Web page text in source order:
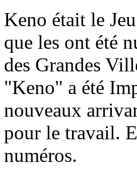
Keno était le
que les ont été
des Grandes
"Keno" a été
nouveaux
pour le travail.
numéros.